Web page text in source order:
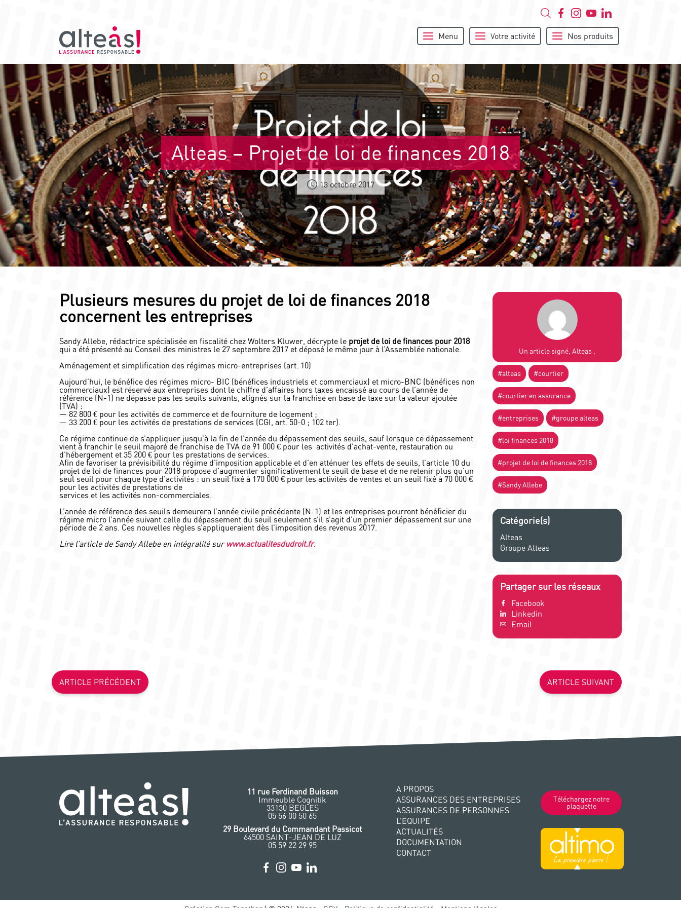
Menu Votre activité Nos produits
Alteas – Projet de loi de finances 2018
13 octobre 2017
Plusieurs mesures du projet de loi de finances 2018
concernent les entreprises
Sandy Allebe, rédactrice spécialisée en fiscalité chez Wolters Kluwer, décrypte le projet de loi de finances pour 2018
qui a été présenté au Conseil des ministres le 27 septembre 2017 et déposé le même jour à l’Assemblée nationale.
Aménagement et simplification des régimes micro-entreprises (art. 10)
Aujourd’hui, le bénéfice des régimes micro- BIC (bénéfices industriels et commerciaux) et micro-BNC (bénéfices non
commerciaux) est réservé aux entreprises dont le chiffre d’affaires hors taxes encaissé au cours de l’année de
référence (N-1) ne dépasse pas les seuils suivants, alignés sur la franchise en base de taxe sur la valeur ajoutée
(TVA) :
— 82 800 € pour les activités de commerce et de fourniture de logement ;
— 33 200 € pour les activités de prestations de services (CGI, art. 50-0 ; 102 ter).
Ce régime continue de s’appliquer jusqu’à la fin de l’année du dépassement des seuils, sauf lorsque ce dépassement
vient à franchir le seuil majoré de franchise de TVA de 91 000 € pour les activités d’achat-vente, restauration ou
d’hébergement et 35 200 € pour les prestations de services.
Afin de favoriser la prévisibilité du régime d’imposition applicable et d’en atténuer les effets de seuils, l’article 10 du
projet de loi de finances pour 2018 propose d’augmenter significativement le seuil de base et de ne retenir plus qu’un
seul seuil pour chaque type d’activités : un seuil fixé à 170 000 € pour les activités de ventes et un seuil fixé à 70 000 €
pour les activités de prestations de
services et les activités non-commerciales.
L’année de référence des seuils demeurera l’année civile précédente (N-1) et les entreprises pourront bénéficier du
régime micro l’année suivant celle du dépassement du seuil seulement s’il s’agit d’un premier dépassement sur une
période de 2 ans. Ces nouvelles règles s’appliqueraient dès l’imposition des revenus 2017.
Lire l’article de Sandy Allebe en intégralité sur www.actualitesdudroit.fr.
Un article signé, Alteas ,
#alteas #courtier
#courtier en assurance
#entreprises #groupe alteas
#loi finances 2018
#projet de loi de finances 2018
#Sandy Allebe
Catégorie(s)
Alteas
Groupe Alteas
Partager sur les réseaux
Facebook
Linkedin
Email
ARTICLE PRÉCÉDENT ARTICLE SUIVANT
11 rue Ferdinand Buisson
Immeuble Cognitik
33130 BEGLES
‭05 56 00 50 65
‭29 Boulevard du Commandant Passicot
64500 SAINT-JEAN DE LUZ
05 59 22 29 95
A PROPOS
ASSURANCES DES ENTREPRISES
ASSURANCES DE PERSONNES
L’EQUIPE
ACTUALITÉS
DOCUMENTATION
CONTACT
Téléchargez notre
plaquette